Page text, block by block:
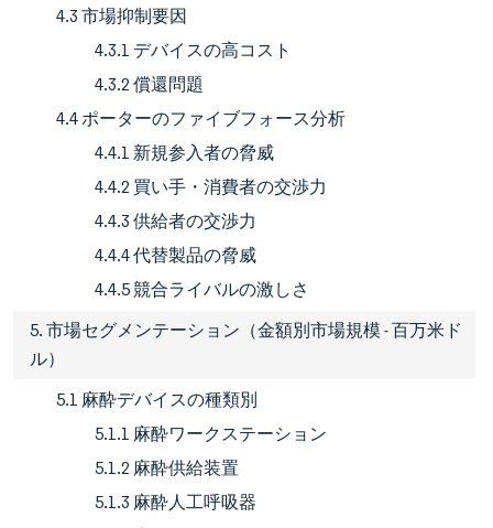
4.3 市場抑制要因
4.3.1 デバイスの高コスト
4.3.2 償還問題
4.4 ポーターのファイブフォース分析
4.4.1 新規参入者の脅威
4.4.2 買い手・消費者の交渉力
4.4.3 供給者の交渉力
4.4.4 代替製品の脅威
4.4.5 競合ライバルの激しさ
5. 市場セグメンテーション（金額別市場規模 - 百万米ド
ル）
5.1 麻酔デバイスの種類別
5.1.1 麻酔ワークステーション
5.1.2 麻酔供給装置
5.1.3 麻酔人工呼吸器